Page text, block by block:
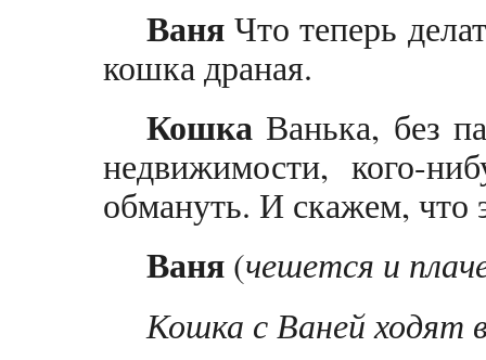
Ваня Что теперь
кошка драная.
Кошка Ванька, без
недвижимости, кого-
обмануть. И скажем, что
Ваня (чешется и
Кошка с Ваней ходят